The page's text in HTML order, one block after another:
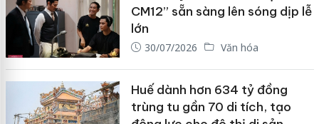
CM12” sẵn sàng lên sóng dịp lễ
lớn
30/07/2026 Văn hóa
Huế dành hơn 634 tỷ đồng
trùng tu gần 70 di tích, tạo